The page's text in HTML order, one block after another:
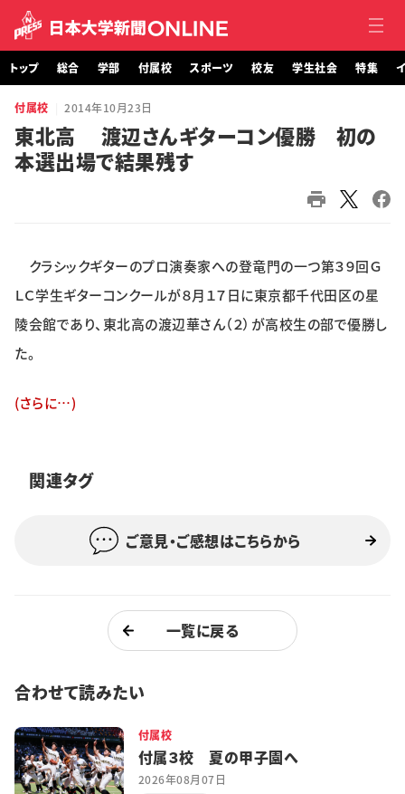
トップ
総合
スポーツ
イベント
購読 日大文芸賞
トップ 総合 学部 付属校 スポーツ 校友 学生社会 特集
付属校 2014年10月23日
東北高 渡辺さんギターコン優勝 初の
本選出場で結果残す
クラシックギターのプロ演奏家への登竜門の一つ第３９回Ｇ
ＬＣ学生ギターコンクールが８月１７日に東京都千代田区の星
陵会館であり、東北高の渡辺華さん（２）が高校生の部で優勝し
た。
(さらに…)
関連タグ
ご意見・ご感想はこちらから
一覧に戻る
合わせて読みたい
付属校
付属３校 夏の甲子園へ
2026年08月07日